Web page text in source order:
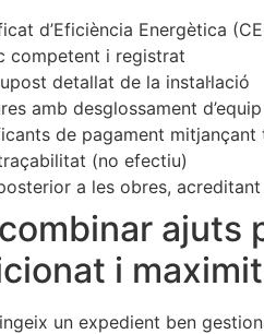
d’Eficiència Energètica
competent i registrat
detallat de la instal·lació
amb desglossament d’equip
de pagament
(no efectiu)
a les obres,
ajuts
i
un expedient ben